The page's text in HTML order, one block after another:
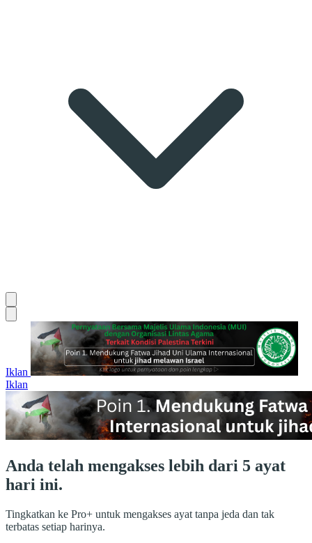
Iklan
Iklan
Anda telah mengakses lebih dari 5 ayat
hari ini.
Tingkatkan ke Pro+ untuk mengakses ayat tanpa jeda dan tak
terbatas setiap harinya.